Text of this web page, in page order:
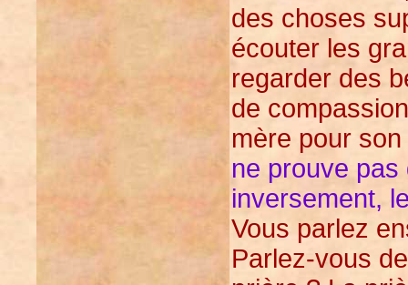
des choses
écouter les
regarder des
de
mère pour
ne prouve
inversement,
Vous parlez
Parlez-vous